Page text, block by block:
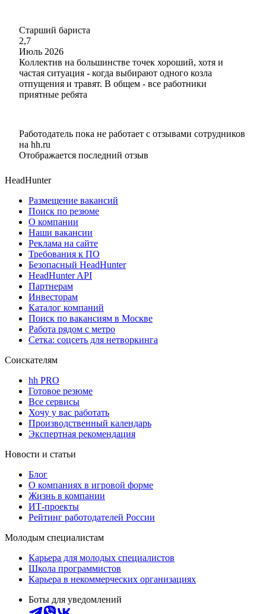
Старший бариста
2,7
Июль 2026
Коллектив на большинстве точек хороший, хотя и
частая ситуация - когда выбирают одного козла
отпущения и травят. В общем - все работники
приятные ребята
Работодатель пока не работает с отзывами сотрудников
на hh.ru
Отображается последний отзыв
HeadHunter
Размещение вакансий
Поиск по резюме
О компании
Наши вакансии
Реклама на сайте
Требования к ПО
Безопасный HeadHunter
HeadHunter API
Партнерам
Инвесторам
Каталог компаний
Поиск по вакансиям в Москве
Работа рядом с метро
Сетка: соцсеть для нетворкинга
Соискателям
hh PRO
Готовое резюме
Все сервисы
Хочу у вас работать
Производственный календарь
Экспертная рекомендация
Новости и статьи
Блог
О компаниях в игровой форме
Жизнь в компании
ИТ-проекты
Рейтинг работодателей России
Молодым специалистам
Карьера для молодых специалистов
Школа программистов
Карьера в некоммерческих организациях
Боты для уведомлений